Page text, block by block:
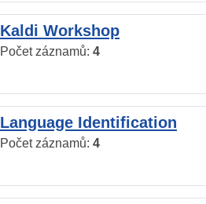
Kaldi Workshop
Počet záznamů: 4
Language Identification
Počet záznamů: 4